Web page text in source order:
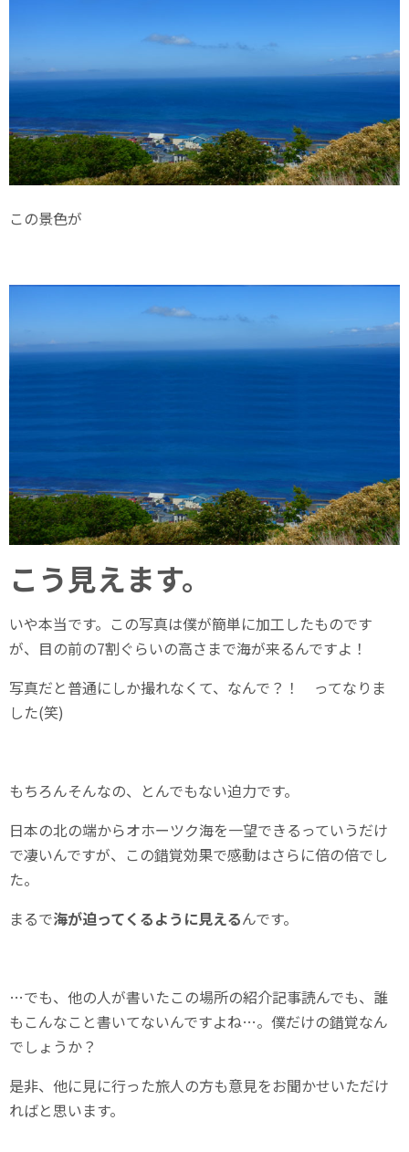
この景色が
こう見えます。
いや本当です。この写真は僕が簡単に加工したものです
が、目の前の7割ぐらいの高さまで海が来るんですよ！
写真だと普通にしか撮れなくて、なんで？！ ってなりま
した(笑)
もちろんそんなの、とんでもない迫力です。
日本の北の端からオホーツク海を一望できるっていうだけ
で凄いんですが、この錯覚効果で感動はさらに倍の倍でし
た。
まるで海が迫ってくるように見えるんです。
…でも、他の人が書いたこの場所の紹介記事読んでも、誰
もこんなこと書いてないんですよね…。僕だけの錯覚なん
でしょうか？
是非、他に見に行った旅人の方も意見をお聞かせいただけ
ればと思います。